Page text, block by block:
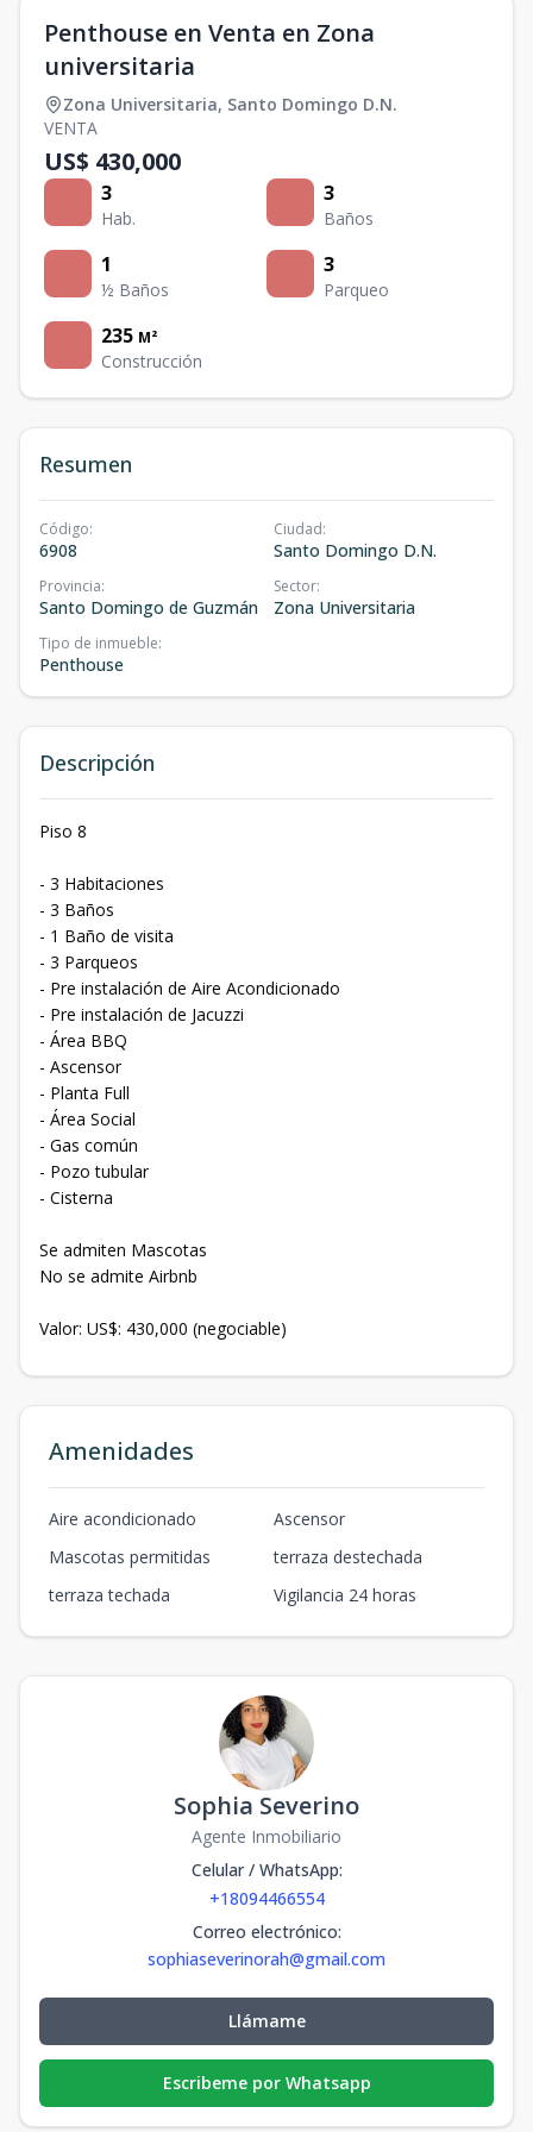
Penthouse en Venta en Zona
universitaria
Zona Universitaria, Santo Domingo D.N.
VENTA
US$ 430,000
3
Hab.
3
Baños
1
½ Baños
3
Parqueo
235 M²
Construcción
Resumen
Código:
6908
Ciudad:
Santo Domingo D.N.
Provincia:
Santo Domingo de Guzmán
Sector:
Zona Universitaria
Tipo de inmueble:
Penthouse
Descripción
Piso 8
- 3 Habitaciones
- 3 Baños
- 1 Baño de visita
- 3 Parqueos
- Pre instalación de Aire Acondicionado
- Pre instalación de Jacuzzi
- Área BBQ
- Ascensor
- Planta Full
- Área Social
- Gas común
- Pozo tubular
- Cisterna
Se admiten Mascotas
No se admite Airbnb
Valor: US$: 430,000 (negociable)
Amenidades
Aire acondicionado
Ascensor
Mascotas permitidas
terraza destechada
terraza techada
Vigilancia 24 horas
Sophia Severino
Agente Inmobiliario
Celular / WhatsApp:
+18094466554
Correo electrónico:
sophiaseverinorah@gmail.com
Llámame
Escribeme por Whatsapp